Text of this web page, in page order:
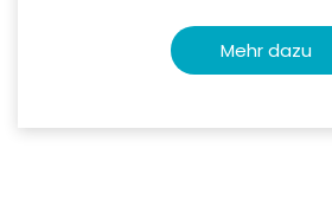
Mehr dazu